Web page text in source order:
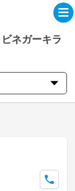
ネガーキラ